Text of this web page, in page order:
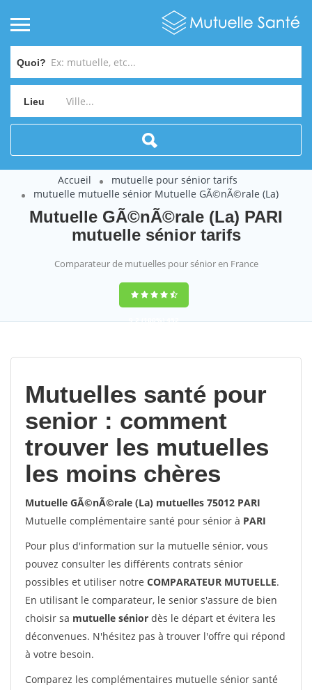
Quoi?
Lieu
Accueil
mutuelle pour sénior tarifs
mutuelle mutuelle sénior Mutuelle GÃ©nÃ©rale (La)
Mutuelle GÃ©nÃ©rale (La) PARI
mutuelle sénior tarifs
Comparateur de mutuelles pour sénior en France
9,2(100%)452
Mutuelles santé pour
senior : comment
trouver les mutuelles
les moins chères
Mutuelle GÃ©nÃ©rale (La) mutuelles 75012 PARI
Mutuelle complémentaire santé pour sénior à PARI
Pour plus d'information sur la mutuelle sénior, vous
pouvez consulter les différents contrats sénior
possibles et utiliser notre COMPARATEUR MUTUELLE.
En utilisant le comparateur, le senior s'assure de bien
choisir sa mutuelle sénior dès le départ et évitera les
déconvenues. N'hésitez pas à trouver l'offre qui répond
à votre besoin.
Comparez les complémentaires mutuelle sénior santé